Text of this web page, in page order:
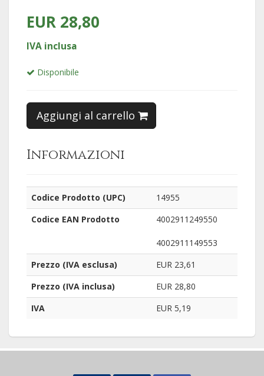
EUR 28,80
IVA inclusa
Disponibile
Aggiungi al carrello
Informazioni
Codice Prodotto (UPC)
14955
Codice EAN Prodotto
4002911249550
4002911149553
Prezzo (IVA esclusa)
EUR 23,61
Prezzo (IVA inclusa)
EUR 28,80
IVA
EUR 5,19